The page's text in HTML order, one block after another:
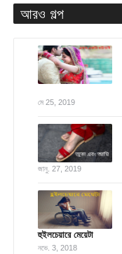
আরও গল্প
মে 25, 2019
জানু. 27, 2019
হুইলচেয়ারে মেয়েটা
নভে. 3, 2018